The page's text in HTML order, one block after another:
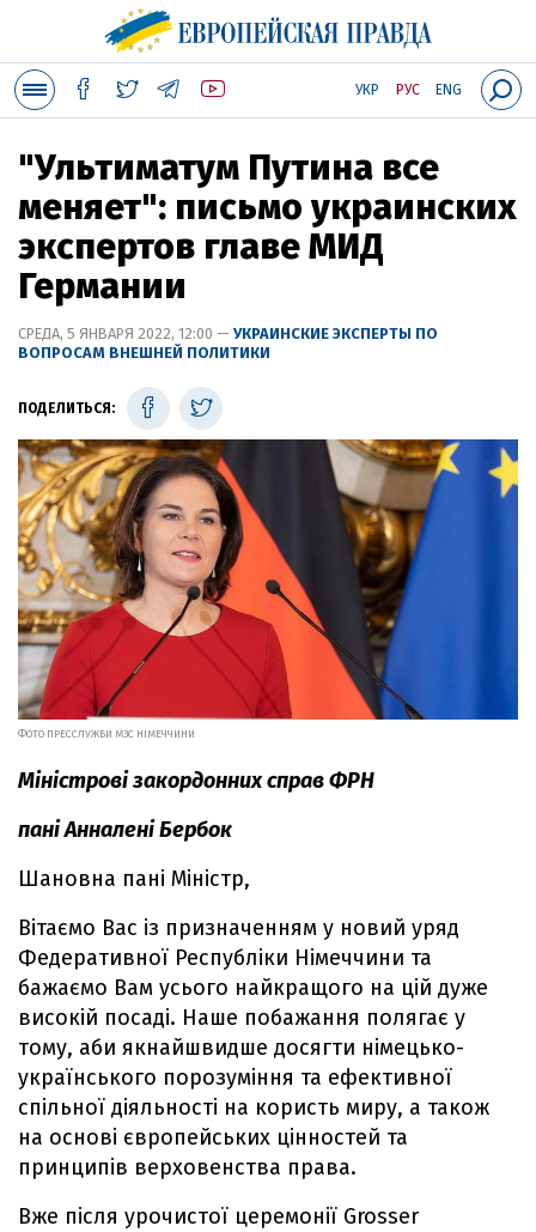
УКР РУС ENG
"Ультиматум Путина все
меняет": письмо украинских
экспертов главе МИД
Германии
СРЕДА, 5 ЯНВАРЯ 2022, 12:00 — УКРАИНСКИЕ ЭКСПЕРТЫ ПО
ВОПРОСАМ ВНЕШНЕЙ ПОЛИТИКИ
ПОДЕЛИТЬСЯ:
ФОТО ПРЕССЛУЖБИ МЗС НІМЕЧЧИНИ
Міністрові закордонних справ ФРН
пані Анналені Бербок
Шановна пані Міністр,
Вітаємо Вас із призначенням у новий уряд
Федеративної Республіки Німеччини та
бажаємо Вам усього найкращого на цій дуже
високій посаді. Наше побажання полягає у
тому, аби якнайшвидше досягти німецько-
українського порозуміння та ефективної
спільної діяльності на користь миру, а також
на основі європейських цінностей та
принципів верховенства права.
Вже після урочистої церемонії Grosser